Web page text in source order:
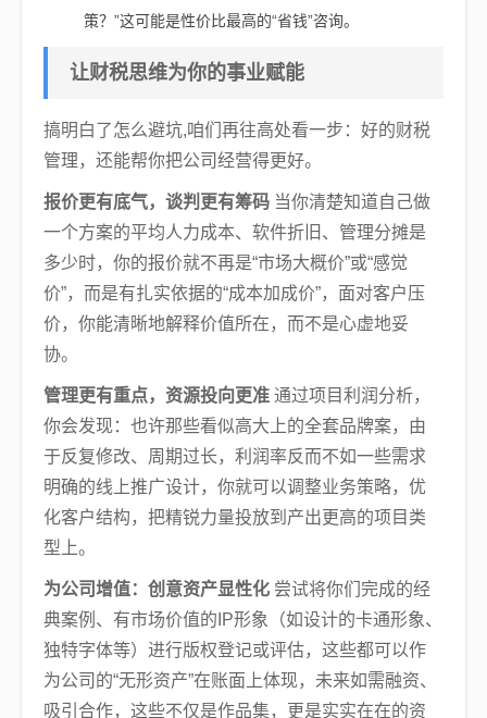
策？”这可能是性价比最高的“省钱”咨询。
让财税思维为你的事业赋能
搞明白了怎么避坑,咱们再往高处看一步：好的财税
管理，还能帮你把公司经营得更好。
报价更有底气，谈判更有筹码 当你清楚知道自己做
一个方案的平均人力成本、软件折旧、管理分摊是
多少时，你的报价就不再是“市场大概价”或“感觉
价”，而是有扎实依据的“成本加成价”，面对客户压
价，你能清晰地解释价值所在，而不是心虚地妥
协。
管理更有重点，资源投向更准 通过项目利润分析，
你会发现：也许那些看似高大上的全套品牌案，由
于反复修改、周期过长，利润率反而不如一些需求
明确的线上推广设计，你就可以调整业务策略，优
化客户结构，把精锐力量投放到产出更高的项目类
型上。
为公司增值：创意资产显性化 尝试将你们完成的经
典案例、有市场价值的IP形象（如设计的卡通形象、
独特字体等）进行版权登记或评估，这些都可以作
为公司的“无形资产”在账面上体现，未来如需融资、
吸引合作，这些不仅是作品集，更是实实在在的资